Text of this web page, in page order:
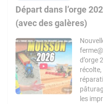
Départ dans l’orge
(avec des galères)
d’orge
les